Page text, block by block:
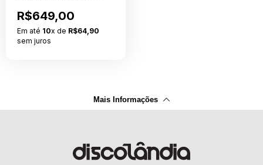
R$649,00
Em até 10x de R$64,90
sem juros
Mais Informações